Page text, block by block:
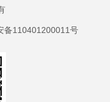
110401200011号